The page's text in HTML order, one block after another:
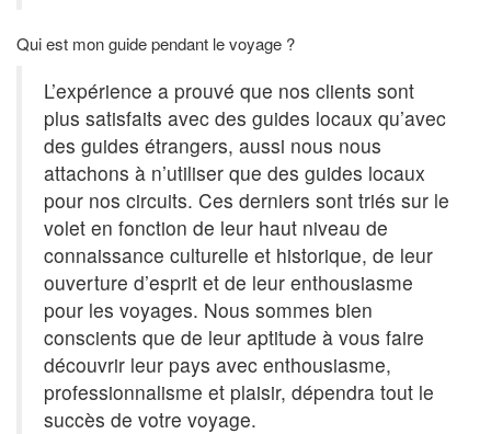
Qui est mon guide pendant le voyage ?
L’expérience a prouvé que nos clients sont
plus satisfaits avec des guides locaux qu’avec
des guides étrangers, aussi nous nous
attachons à n’utiliser que des guides locaux
pour nos circuits. Ces derniers sont triés sur le
volet en fonction de leur haut niveau de
connaissance culturelle et historique, de leur
ouverture d’esprit et de leur enthousiasme
pour les voyages. Nous sommes bien
conscients que de leur aptitude à vous faire
découvrir leur pays avec enthousiasme,
professionnalisme et plaisir, dépendra tout le
succès de votre voyage.